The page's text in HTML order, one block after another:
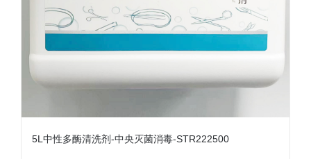
5L中性多酶清洗剂-中央灭菌消毒-STR222500